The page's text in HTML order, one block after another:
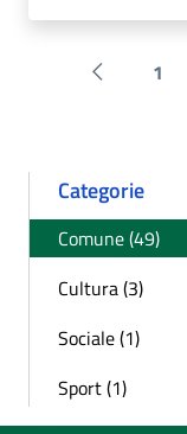
Pagina 1
Categorie
Comune (49)
Cultura (3)
Sociale (1)
Sport (1)